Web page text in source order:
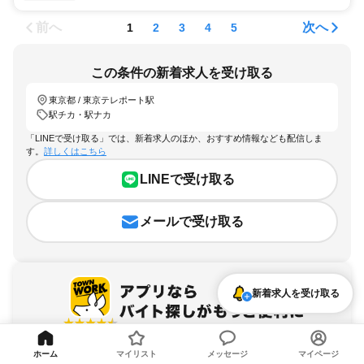
前へ 1 2 3 4 5 次へ
この条件の新着求人を受け取る
東京都 / 東京テレポート駅
駅チカ・駅ナカ
「LINEで受け取る」では、新着求人のほか、おすすめ情報なども配信しま
す。 詳しくはこちら
LINEで受け取る
メールで受け取る
アプリを無料ダウンロード
新着求人を受け取る
ホーム マイリスト メッセージ マイページ